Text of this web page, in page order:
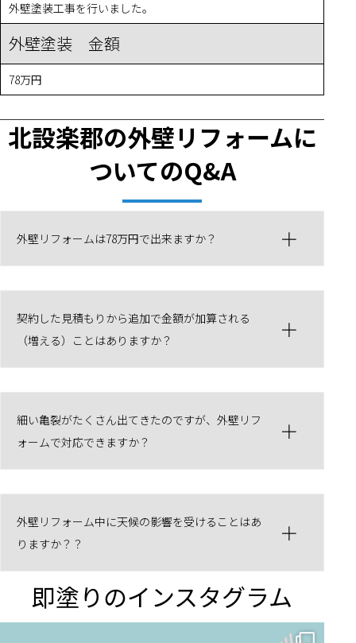
外壁塗装工事を行いました。
外壁塗装 金額
78万円
北設楽郡の外壁リフォームに
ついてのQ&A
外壁リフォームは78万円で出来ますか？
契約した見積もりから追加で金額が加算される
（増える）ことはありますか？
細い亀裂がたくさん出てきたのですが、外壁リフ
ォームで対応できますか？
外壁リフォーム中に天候の影響を受けることはあ
りますか？？
即塗りのインスタグラム
✨ 賢いお金の使い方！外壁塗装でコストダウンする方法 🏠